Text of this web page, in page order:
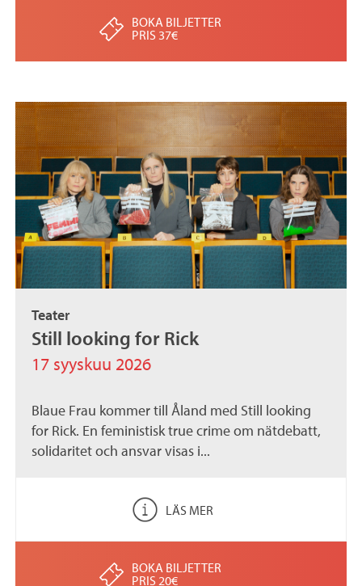
BOKA BILJETTER
PRIS 37€
Teater
Still looking for Rick
17 syyskuu 2026
Blaue Frau kommer till Åland med Still looking
for Rick. En feministisk true crime om nätdebatt,
solidaritet och ansvar visas i...
LÄS MER
BOKA BILJETTER
PRIS 20€